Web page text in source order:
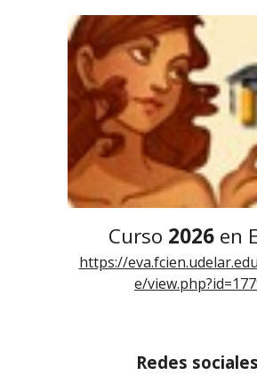
Curso 2026 en
https://
e/
Redes